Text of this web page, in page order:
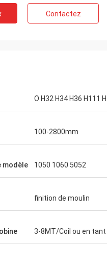
Contactez
O H32 H34 H36 H111
100-2800mm
modèle 1050 1060 5052
finition de moulin
3-8MT/Coil ou en